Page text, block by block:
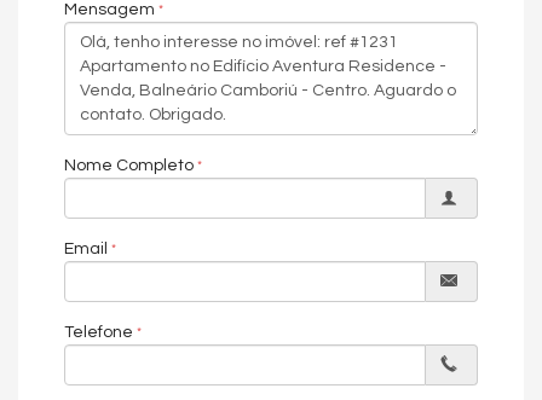
granito e fogão, lavanderia e banheiros incluindo granito e
torneiras e chuveiros.
A sacada com churrasqueira a carvão e 1 vaga de garagem.
O empreendimento possui salão de festas e academia.
próximo de muitos comércios como; Supermercado
Imperatriz, Fort Atacadista, Agência Sicredi, Havan e muitos
outros.
Área Privativa 60m²
2 dormitórios, sendo 1 suíte
1 vaga de garagem
Construtora: Verdes Mares
Mensagem
Nome Completo
Email
Telefone